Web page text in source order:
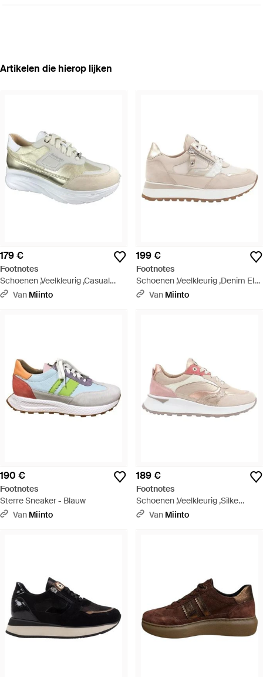
Artikelen die hierop lijken
179 €
Footnotes
Schoenen ,Veelkleurig ,Casual
Sneaker Schoenen - Wit
Van Miinto
199 €
Footnotes
Schoenen ,Veelkleurig ,Denim Elke
Sneaker - Wit
Van Miinto
190 €
Footnotes
Sterre Sneaker - Blauw
Van Miinto
189 €
Footnotes
Schoenen ,Veelkleurig ,Silke
Sneaker - Roze
Van Miinto